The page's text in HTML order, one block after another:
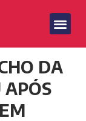
DA
APÓS